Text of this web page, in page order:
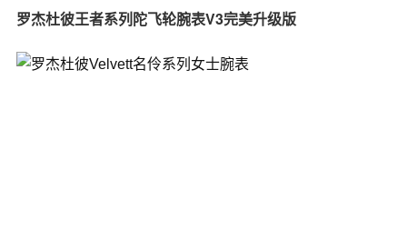
罗杰杜彼王者系列陀飞轮腕表V3完美升级版